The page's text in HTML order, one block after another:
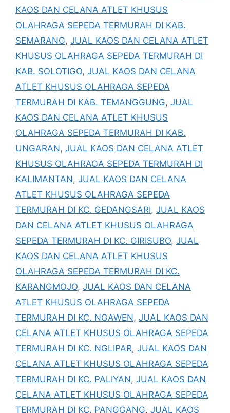
KAOS DAN CELANA ATLET KHUSUS
OLAHRAGA SEPEDA TERMURAH DI KAB.
SEMARANG, JUAL KAOS DAN CELANA ATLET
KHUSUS OLAHRAGA SEPEDA TERMURAH DI
KAB. SOLOTIGO, JUAL KAOS DAN CELANA
ATLET KHUSUS OLAHRAGA SEPEDA
TERMURAH DI KAB. TEMANGGUNG, JUAL
KAOS DAN CELANA ATLET KHUSUS
OLAHRAGA SEPEDA TERMURAH DI KAB.
UNGARAN, JUAL KAOS DAN CELANA ATLET
KHUSUS OLAHRAGA SEPEDA TERMURAH DI
KALIMANTAN, JUAL KAOS DAN CELANA
ATLET KHUSUS OLAHRAGA SEPEDA
TERMURAH DI KC. GEDANGSARI, JUAL KAOS
DAN CELANA ATLET KHUSUS OLAHRAGA
SEPEDA TERMURAH DI KC. GIRISUBO, JUAL
KAOS DAN CELANA ATLET KHUSUS
OLAHRAGA SEPEDA TERMURAH DI KC.
KARANGMOJO, JUAL KAOS DAN CELANA
ATLET KHUSUS OLAHRAGA SEPEDA
TERMURAH DI KC. NGAWEN, JUAL KAOS DAN
CELANA ATLET KHUSUS OLAHRAGA SEPEDA
TERMURAH DI KC. NGLIPAR, JUAL KAOS DAN
CELANA ATLET KHUSUS OLAHRAGA SEPEDA
TERMURAH DI KC. PALIYAN, JUAL KAOS DAN
CELANA ATLET KHUSUS OLAHRAGA SEPEDA
TERMURAH DI KC. PANGGANG, JUAL KAOS